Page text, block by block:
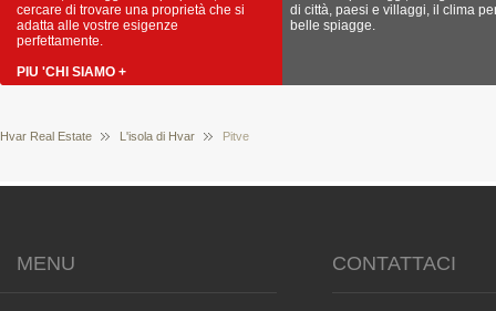
cercare di trovare una proprietà che si
adatta alle vostre esigenze
perfettamente.
PIU 'CHI SIAMO +
di città, paesi e villaggi, il clima
belle spiagge.
Hvar Real Estate L'isola di Hvar Pitve
MENU CONTATTACI